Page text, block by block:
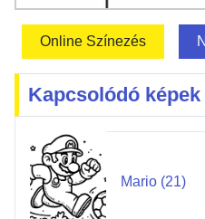
Online Színezés
Kapcsolódó
Mario (21)